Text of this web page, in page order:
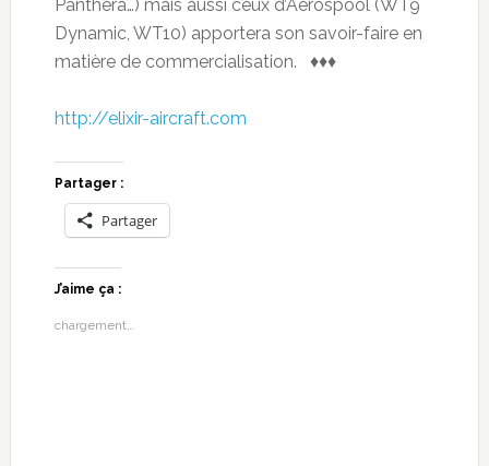
Panthera…) mais aussi ceux d’Aerospool (WT9
Dynamic, WT10) apportera son savoir-faire en
matière de commercialisation. ♦♦♦
http://elixir-aircraft.com
Partager :
Partager
J’aime ça :
chargement…